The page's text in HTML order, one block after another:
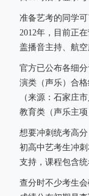
准备艺考的同学
2012年，目前正
盖播音主持、航
官方已公布各细
演类（声乐）合
（来源：石家庄
教育类（声乐主项
想要冲刺统考高
初高中艺考生冲
支持，课程包含
查分时不少考生